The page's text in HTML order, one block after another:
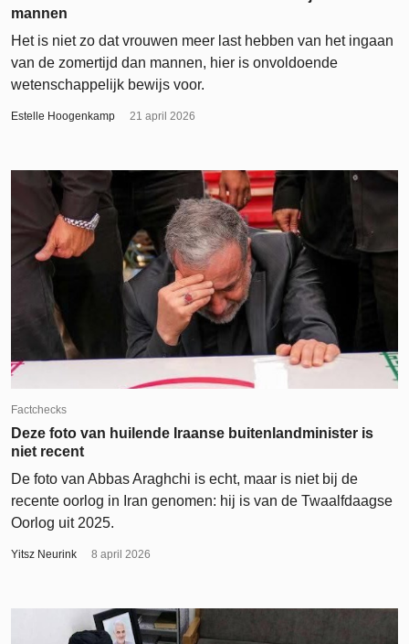
mannen
Het is niet zo dat vrouwen meer last hebben van het ingaan
van de zomertijd dan mannen, hier is onvoldoende
wetenschappelijk bewijs voor.
Estelle Hoogenkamp 21 april 2026
Factchecks
Deze foto van huilende Iraanse buitenlandminister is
niet recent
De foto van Abbas Araghchi is echt, maar is niet bij de
recente oorlog in Iran genomen: hij is van de Twaalfdaagse
Oorlog uit 2025.
Yitsz Neurink 8 april 2026